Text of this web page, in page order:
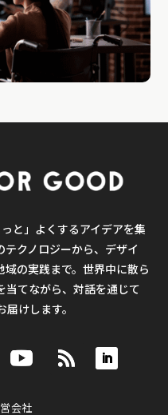
と」よくするアイデアを集
クノロジーから、デザイ
域の実践まで。世界中に散ら
当てながら、対話を通じて
けします。
会社